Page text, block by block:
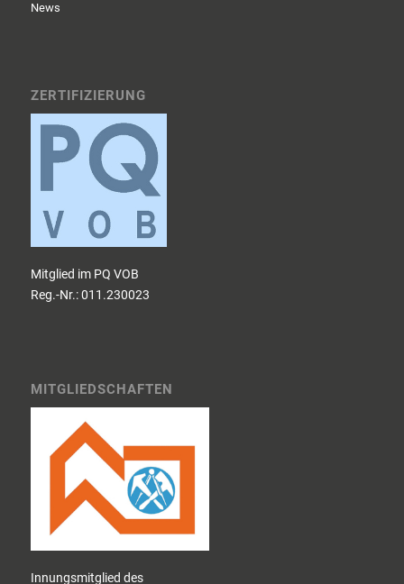
News
ZERTIFIZIERUNG
Mitglied im PQ VOB
Reg.-Nr.: 011.230023
MITGLIEDSCHAFTEN
Innungsmitglied des